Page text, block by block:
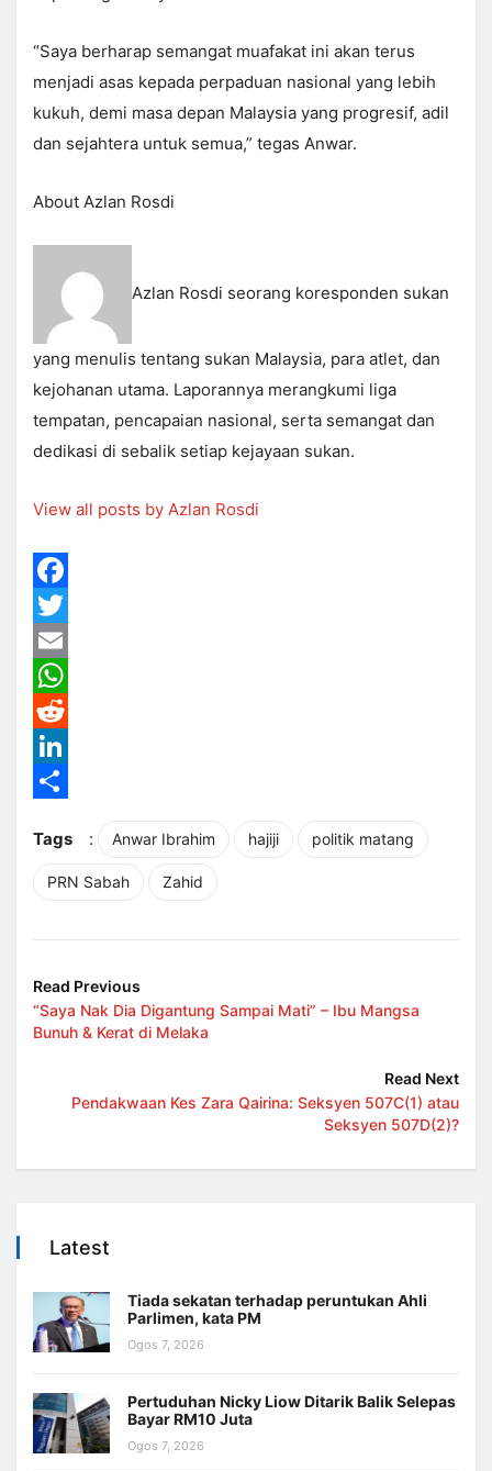
“Saya berharap semangat muafakat ini akan terus
menjadi asas kepada perpaduan nasional yang lebih
kukuh, demi masa depan Malaysia yang progresif, adil
dan sejahtera untuk semua,” tegas Anwar.
About Azlan Rosdi
Azlan Rosdi seorang koresponden sukan
yang menulis tentang sukan Malaysia, para atlet, dan
kejohanan utama. Laporannya merangkumi liga
tempatan, pencapaian nasional, serta semangat dan
dedikasi di sebalik setiap kejayaan sukan.
View all posts by Azlan Rosdi
Facebook
Twitter
Email
WhatsApp
Reddit
LinkedIn
Tags
: Anwar Ibrahim hajiji politik matang
PRN Sabah Zahid
Read Previous
“Saya Nak Dia Digantung Sampai Mati” – Ibu Mangsa
Bunuh & Kerat di Melaka
Read Next
Pendakwaan Kes Zara Qairina: Seksyen 507C(1) atau
Seksyen 507D(2)?
Latest
Tiada sekatan terhadap peruntukan Ahli
Parlimen, kata PM
Ogos 7, 2026
Pertuduhan Nicky Liow Ditarik Balik Selepas
Bayar RM10 Juta
Ogos 7, 2026